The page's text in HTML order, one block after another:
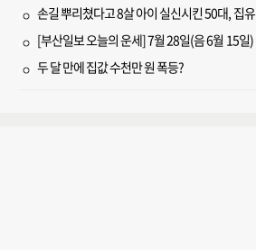
손길 뿌리쳤다고 8살 아이 실신시킨 50대, 집유
[부산일보 오늘의 운세] 7월 28일(음 6월 15일)
두 달 만에 집값 수천만 원 폭등?